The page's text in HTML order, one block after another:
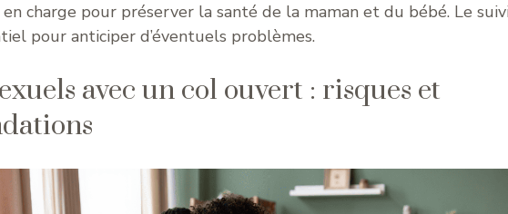
charge pour préserver la santé de la maman et du bébé. Le
pour anticiper d’éventuels problèmes.
avec un col ouvert : risques et